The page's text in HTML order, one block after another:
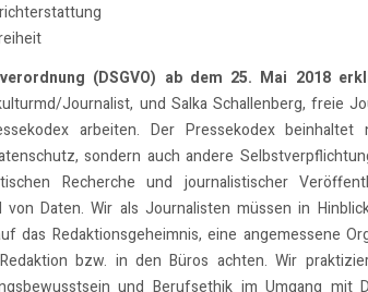
(DSGVO) ab dem 25. Mai 2018
Journalist, und Salka Schallenberg, freie
arbeiten. Der Pressekodex beinhaltet
sondern auch andere
Recherche und journalistischer
Daten. Wir als Journalisten müssen in
das Redaktionsgeheimnis, eine angemessene
bzw. in den Büros achten. Wir
und Berufsethik im Umgang mit